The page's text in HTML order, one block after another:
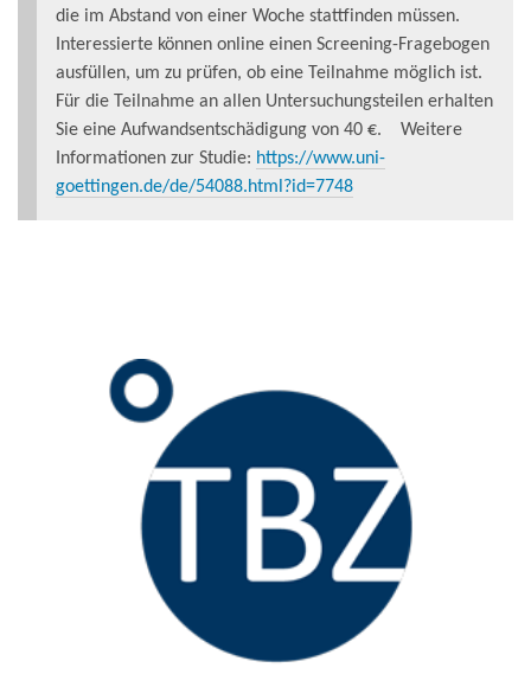
die im Abstand von einer Woche stattfinden müssen.
Interessierte können online einen Screening-Fragebogen
ausfüllen, um zu prüfen, ob eine Teilnahme möglich ist.
Für die Teilnahme an allen Untersuchungsteilen erhalten
Sie eine Aufwandsentschädigung von 40 €. Weitere
Informationen zur Studie: https://www.uni-
goettingen.de/de/54088.html?id=7748